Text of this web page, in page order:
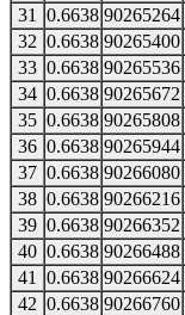
31
0.6638 90265264
32 0.6638 90265400
33 0.6638 90265536
34 0.6638 90265672
35 0.6638 90265808
36 0.6638 90265944
37 0.6638 90266080
38 0.6638 90266216
39 0.6638 90266352
40 0.6638 90266488
41
0.6638 90266624
42 0.6638 90266760